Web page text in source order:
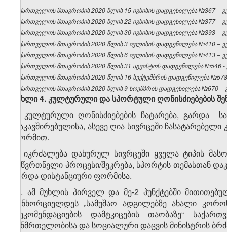
საქართველოს მთავრობის 2020 წლის 15 ივნისის დადგენილება №367 –
საქართველოს მთავრობის 2020 წლის 22 ივნისის დადგენილება №377 –
საქართველოს მთავრობის 2020 წლის 30 ივნისის დადგენილება №393 –
საქართველოს მთავრობის 2020 წლის 3 ივლისის დადგენილება №410 –
საქართველოს მთავრობის 2020 წლის 6 ივლისის დადგენილება №413 –
საქართველოს მთავრობის 2020 წლის 31 აგვისტოს დადგენილება №546 -
საქართველოს მთავრობის 2020 წლის 16 სექტემბრის დადგენილება
საქართველოს მთავრობის 2020 წლის 9 ნოემბრის დადგენილება №670 –
მუხლი 4.კულტურულიდა სპორტულიღონისძიებების
1. კულტურული ღონისძიებების ჩატარება, გარდა
დაკავშირებულისა, ასევე ღია სივრცეში
ფორმით.
2. იკრძალება დახურულ სივრცეში ყველა ტიპის
საწვრთნელი პროცესი/შეკრება, სპორტის თემასთან
გარდა დისტანციური ფორმისა.
. ამ მუხლის პირველ და მე-2 პუნქტებში
განხორციელდეს „სამუშაო ადგილებზე ახალი
რეკომენდაციების დამტკიცების თაობაზე“
ჯანმრთელობისა და სოციალური დაცვის მინისტრის